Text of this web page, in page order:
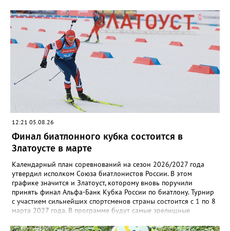
гл.инженера Шепелева А.Н. из обслуживающей организации
МУП ЗГО "Златоустовское Водоснабжение" ул. Островского, 7,
никакие работы по восстановлению подачи воды в дом
проводиться не будут. Вот уже шесть дней пенсионеры без
воды!», - пишет возмущённая женщина (стиль, орфография и
пунктуация авторские). Под обращением есть комментарий
пользователя под ником Olga Vyacheslavovna. Она сообщает:
сейчас МУП «Водоснабжение» ведёт реконструкцию сетей в
посёлке и работать приходится в сложных условиях горной
местности. «К сожалению, в процессе бурения иногда
выявляются или случайно повреждаются существующие вводы
малого диаметра, - отмечает Olga Vyacheslavovna. - Зачастую
такие вводы не отражены в исполнительной документации
либо проходят в непосредственной близости от трассы
строительства. Каждый подобный случай требует отдельного
обследования и последующего восстановления. Несмотря на
возникающие сложности, предприятие ежедневно
обеспечивает жителей питьевой водой. Подвоз воды
организован с 17:00 до 20:00 у магазина “Олеся”».
Представитель «Водоснабжения» уверяет: предприятие делает
всё возможное, «чтобы завершить восстановительные работы в
кратчайшие сроки». И благодарит за «терпение и понимание».
Когда будет восстановлена подача воды в дом №88 в
комментарии не уточняется.
12:21 05.08.26
Финал биатлонного кубка состоится в
Златоусте в марте
Календарный план соревнований на сезон 2026/2027 года
утвердил исполком Союза биатлонистов России. В этом
графике значится и Златоуст, которому вновь поручили
принять финал Альфа-Банк Кубка России по биатлону. Турнир
с участием сильнейших спортсменов страны состоится с 1 по 8
марта 2027 года. В программе будут самые зрелищные